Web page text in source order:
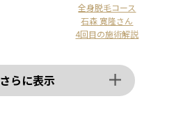
全身脱毛コース
石森 寛隆さん
4回目の施術解説
さらに表示